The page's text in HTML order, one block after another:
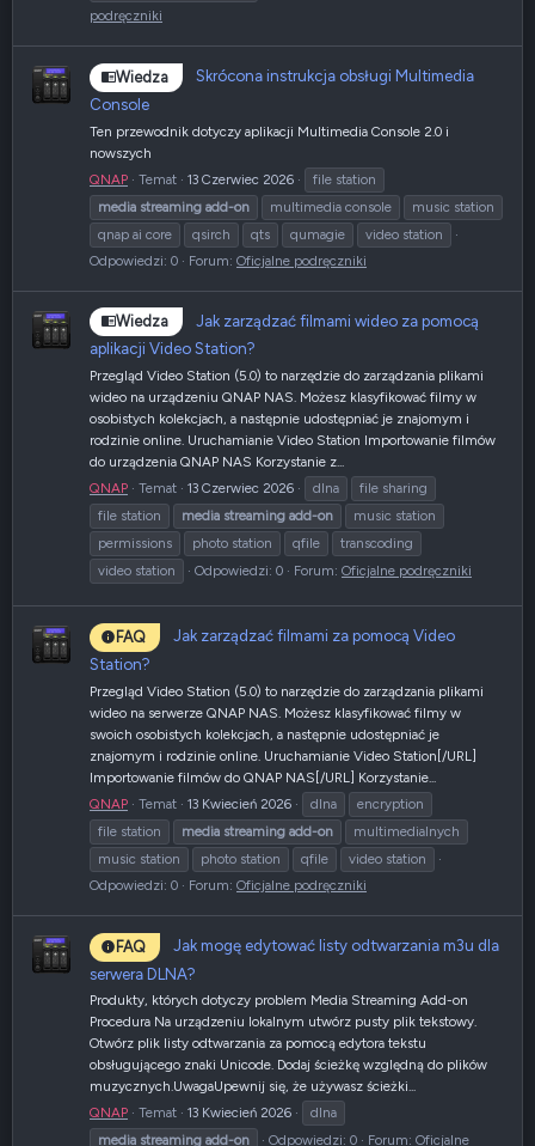
podręczniki
Wiedza
Skrócona instrukcja obsługi Multimedia
Console
Ten przewodnik dotyczy aplikacji Multimedia Console 2.0 i
nowszych
QNAP
Temat 13 Czerwiec 2026
file station
media streaming add-on multimedia console
music station
qnap ai core
qsirch qts qumagie
video station
Odpowiedzi: 0
Forum: Oficjalne podręczniki
Wiedza
Jak zarządzać filmami wideo za pomocą
aplikacji Video Station?
Przegląd Video Station (5.0) to narzędzie do zarządzania plikami
wideo na urządzeniu QNAP NAS. Możesz klasyfikować filmy w
osobistych kolekcjach, a następnie udostępniać je znajomym i
rodzinie online. Uruchamianie Video Station Importowanie filmów
do urządzenia QNAP NAS Korzystanie z...
QNAP
Temat 13 Czerwiec 2026 dlna
file sharing
file station
media streaming add-on
music station
permissions
photo station qfile
transcoding
video station
Odpowiedzi: 0 Forum: Oficjalne podręczniki
FAQ
Jak zarządzać filmami za pomocą Video
Station?
Przegląd Video Station (5.0) to narzędzie do zarządzania plikami
wideo na serwerze QNAP NAS. Możesz klasyfikować filmy w
swoich osobistych kolekcjach, a następnie udostępniać je
znajomym i rodzinie online. Uruchamianie Video Station[/URL]
Importowanie filmów do QNAP NAS[/URL] Korzystanie...
QNAP
Temat 13 Kwiecień 2026 dlna
encryption
file station
media streaming add-on
multimedialnych
music station
photo station qfile
video station
Odpowiedzi: 0
Forum: Oficjalne podręczniki
FAQ
Jak mogę edytować listy odtwarzania m3u dla
serwera DLNA?
Produkty, których dotyczy problem Media Streaming Add-on
Procedura Na urządzeniu lokalnym utwórz pusty plik tekstowy.
Otwórz plik listy odtwarzania za pomocą edytora tekstu
obsługującego znaki Unicode. Dodaj ścieżkę względną do plików
muzycznych.UwagaUpewnij się, że używasz ścieżki...
QNAP
Temat 13 Kwiecień 2026
dlna
media streaming add-on Odpowiedzi: 0 Forum: Oficjalne